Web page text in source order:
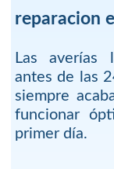
reparacion
Las averías
antes de las
siempre
funcionar
primer día.